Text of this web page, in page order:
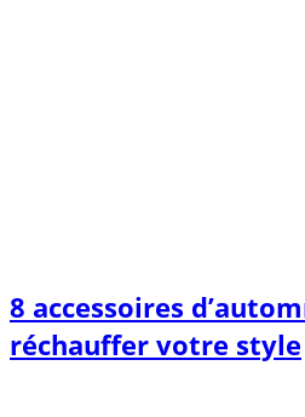
8 accessoires
réchauffer votre style